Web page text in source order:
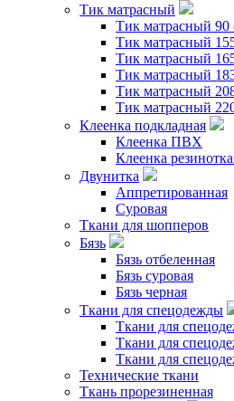
Тик матрасный
Тик матрасный 90
Тик матрасный
Тик матрасный
Тик матрасный
Тик матрасный
Тик матрасный
Клеенка подкладная
Клеенка ПВХ
Клеенка
Двунитка
Аппретированная
Суровая
Ткани для шопперов
Бязь
Бязь отбеленная
Бязь суровая
Бязь черная
Ткани для спецодежды
Ткани для
Ткани для
Ткани для
Технические ткани
Ткань прорезиненная